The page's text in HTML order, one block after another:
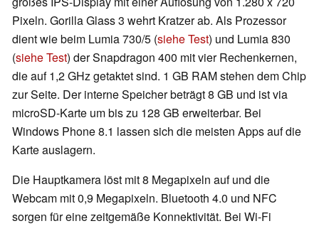
Pixeln. Gorilla Glass 3 wehrt Kratzer ab. Als Prozessor
dient wie beim Lumia 730/5 (siehe Test) und Lumia 830
(siehe Test) der Snapdragon 400 mit vier Rechenkernen,
die auf 1,2 GHz getaktet sind. 1 GB RAM stehen dem Chip
zur Seite. Der interne Speicher beträgt 8 GB und ist via
microSD-Karte um bis zu 128 GB erweiterbar. Bei
Windows Phone 8.1 lassen sich die meisten Apps auf die
Karte auslagern.
Die Hauptkamera löst mit 8 Megapixeln auf und die
Webcam mit 0,9 Megapixeln. Bluetooth 4.0 und NFC
sorgen für eine zeitgemäße Konnektivität. Bei Wi-Fi